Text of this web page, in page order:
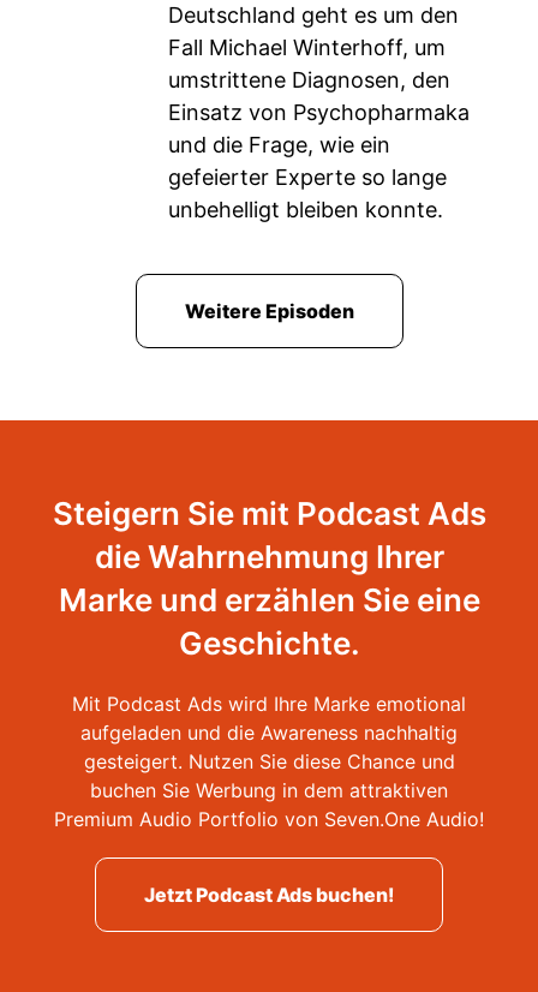
Deutschland geht es um den
Fall Michael Winterhoff, um
umstrittene Diagnosen, den
Einsatz von Psychopharmaka
und die Frage, wie ein
gefeierter Experte so lange
unbehelligt bleiben konnte.
Weitere Episoden
Steigern Sie mit Podcast Ads
die Wahrnehmung Ihrer
Marke und erzählen Sie eine
Geschichte.
Mit Podcast Ads wird Ihre Marke emotional
aufgeladen und die Awareness nachhaltig
gesteigert. Nutzen Sie diese Chance und
buchen Sie Werbung in dem attraktiven
Premium Audio Portfolio von Seven.One Audio!
Jetzt Podcast Ads buchen!